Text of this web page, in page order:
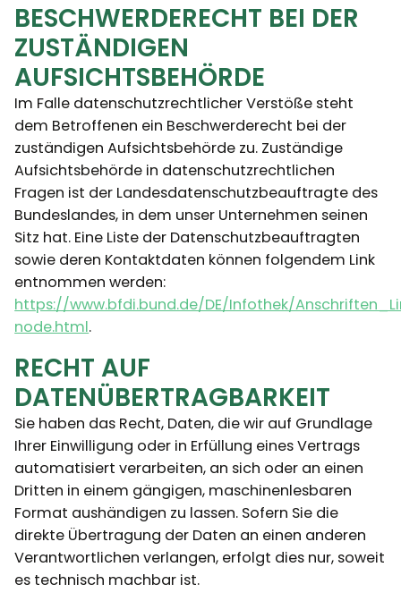
BESCHWERDERECHT BEI DER
ZUSTÄNDIGEN
AUFSICHTSBEHÖRDE
Im Falle datenschutzrechtlicher Verstöße steht
dem Betroffenen ein Beschwerderecht bei der
zuständigen Aufsichtsbehörde zu. Zuständige
Aufsichtsbehörde in datenschutzrechtlichen
Fragen ist der Landesdatenschutzbeauftragte des
Bundeslandes, in dem unser Unternehmen seinen
Sitz hat. Eine Liste der Datenschutzbeauftragten
sowie deren Kontaktdaten können folgendem Link
entnommen werden:
https://www.bfdi.bund.de/DE/Infothek/
node.html.
RECHT AUF
DATENÜBERTRAGBARKEIT
Sie haben das Recht, Daten, die wir auf Grundlage
Ihrer Einwilligung oder in Erfüllung eines Vertrags
automatisiert verarbeiten, an sich oder an einen
Dritten in einem gängigen, maschinenlesbaren
Format aushändigen zu lassen. Sofern Sie die
direkte Übertragung der Daten an einen anderen
Verantwortlichen verlangen, erfolgt dies nur, soweit
es technisch machbar ist.